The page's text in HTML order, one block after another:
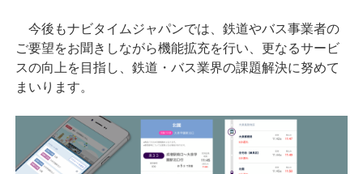
今後もナビタイムジャパンでは、鉄道やバス事業者の
ご要望をお聞きしながら機能拡充を行い、更なるサービ
スの向上を目指し、鉄道・バス業界の課題解決に努めて
まいります。